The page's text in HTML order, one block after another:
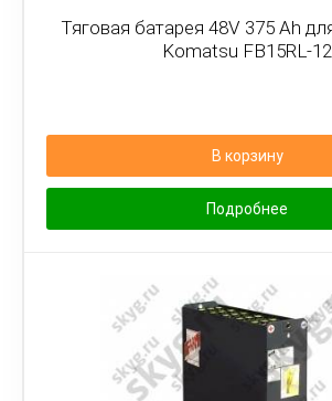
Тяговая батарея 48V 375 Ah
Komatsu FB15RL-12
В корзину
Подробнее